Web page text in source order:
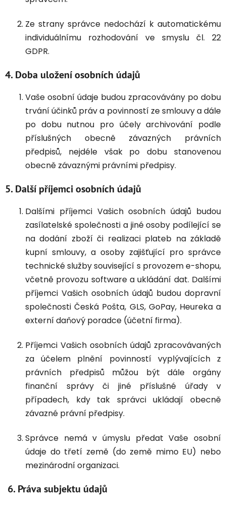
Ze strany správce nedochází k automatickému
individuálnímu rozhodování ve smyslu čl. 22
GDPR.
4. Doba uložení osobních údajů
Vaše osobní údaje budou zpracovávány po dobu
trvání účinků práv a povinností ze smlouvy a dále
po dobu nutnou pro účely archivování podle
příslušných obecně závazných právních
předpisů, nejdéle však po dobu stanovenou
obecně závaznými právními předpisy.
5. Další příjemci osobních údajů
Dalšími příjemci Vašich osobních údajů budou
zasílatelské společnosti a jiné osoby podílející se
na dodání zboží či realizaci plateb na základě
kupní smlouvy, a osoby zajišťující pro správce
technické služby související s provozem e-shopu,
včetně provozu software a ukládání dat. Dalšími
příjemci Vašich osobních údajů budou dopravní
společnosti Česká Pošta, GLS, GoPay, Heureka a
externí daňový poradce (účetní firma).
Příjemci Vašich osobních údajů zpracovávaných
za účelem plnění povinností vyplývajících z
právních předpisů můžou být dále orgány
finanční správy či jiné příslušné úřady v
případech, kdy tak správci ukládají obecně
závazné právní předpisy.
Správce nemá v úmyslu předat Vaše osobní
údaje do třetí země (do země mimo EU) nebo
mezinárodní organizaci.
6. Práva subjektu údajů